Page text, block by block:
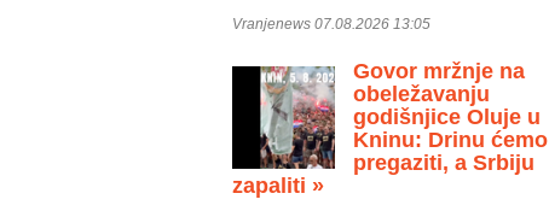
Vranjenews 07.08.2026 13:05
Govor mržnje na
obeležavanju
godišnjice Oluje u
Kninu: Drinu ćemo
pregaziti, a Srbiju
zapaliti »